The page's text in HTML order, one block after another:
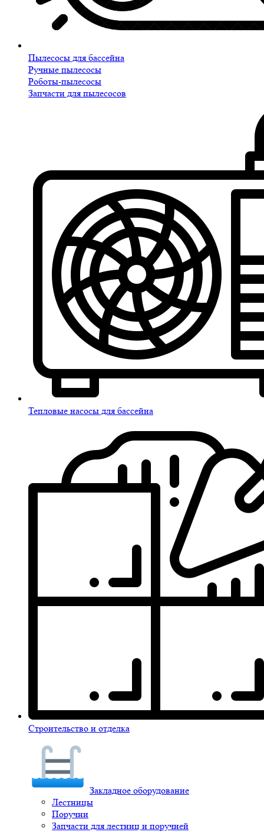
Пылесосы для бассейна
Ручные пылесосы
Роботы-пылесосы
Запчасти для пылесосов
Тепловые насосы для бассейна
Строительство и отделка
Закладное оборудование
Лестницы
Поручни
Запчасти для лестниц и поручней